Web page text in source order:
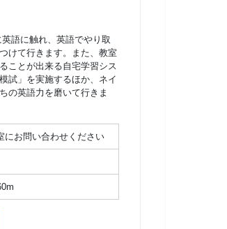
語に触れ、英語でやり取
けて行きます。また、教室
ことが出来る自宅学習シス
試」を実施するほか、ネイ
の英語力を磨いて行きま
にお問い合わせください